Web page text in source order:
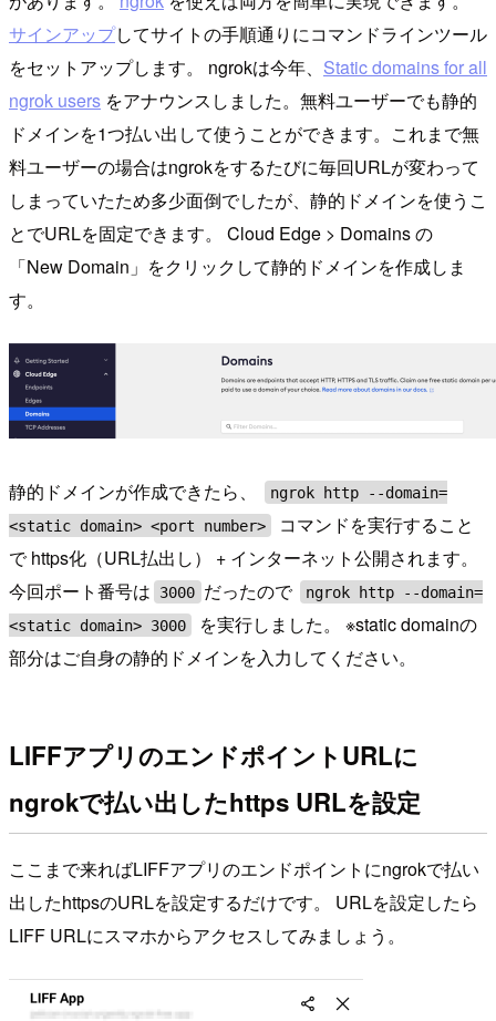
サインアップしてサイトの手順通りにコマンドラインツール
をセットアップします。 ngrokは今年、 Static domains for all
ngrok users をアナウンスしました。無料ユーザーでも静的
ドメインを1つ払い出して使うことができます。これまで無
料ユーザーの場合はngrokをするたびに毎回URLが変わって
しまっていたため多少面倒でしたが、静的ドメインを使うこ
とでURLを固定できます。 Cloud Edge > Domains の
「New Domain」をクリックして静的ドメインを作成しま
す。
静的ドメインが作成できたら、
ngrok http --domain=
<static domain> <port number>
コマンドを実行すること
で https化（URL払出し） + インターネット公開されます。
今回ポート番号は
3000 だったので
ngrok http --domain=
<static domain> 3000
を実行しました。 ※static domainの
部分はご自身の静的ドメインを入力してください。
LIFFアプリのエンドポイントURLに
ngrokで払い出したhttps URLを設定
ここまで来ればLIFFアプリのエンドポイントにngrokで払い
出したhttpsのURLを設定するだけです。 URLを設定したら
LIFF URLにスマホからアクセスしてみましょう。